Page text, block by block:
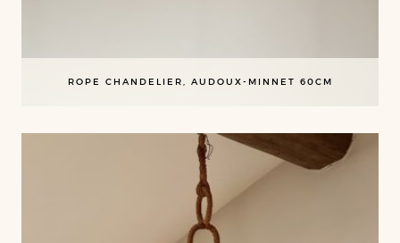
ROPE CHANDELIER, AUDOUX-MINNET 60CM